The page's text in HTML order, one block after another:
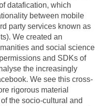
datafication, which
between mobile
party services known as
We created an
and social science
and SDKs of
the increasingly
We see this cross-
rigorous material
the socio-cultural and